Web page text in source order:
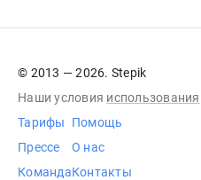
© 2013 — 2026. Stepik
Наши условия использования
Тарифы
Прессе
Команда
Помощь
О нас
Контакты